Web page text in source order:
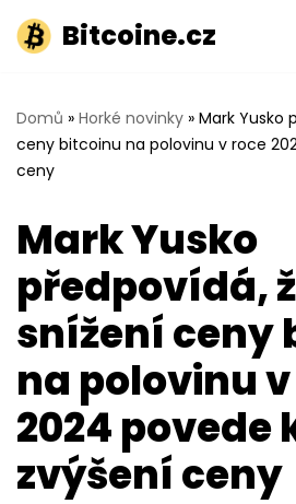
Přeskočit
obsah
Bitcoine.cz
Domů » Horké novinky » Mark Yusko
ceny bitcoinu na polovinu v roce
ceny
Mark Yusko
předpovídá,
snížení ceny
na polovinu
2024 povede
zvýšení ceny